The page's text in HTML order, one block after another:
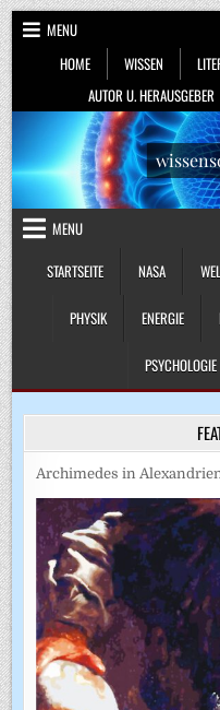
Skip
to
content
MENU
HOME
WISSEN
AUTOR U. HERAUSGEBER
MENU
STARTSEITE
NASA
PHYSIK ENERGIE
PSYCHOLOGIE
Archimedes in